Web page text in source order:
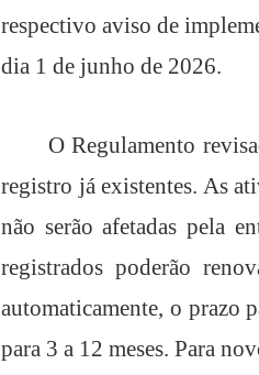
respectivo aviso de
dia 1 de junho de 2026.
O Regulamento
registro já existentes. As
não serão afetadas pela
registrados poderão
automaticamente, o prazo
para 3 a 12 meses. Para